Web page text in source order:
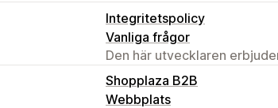
Integritetspolicy
Vanliga frågor
Den här utvecklaren
Shopplaza B2B
Webbplats